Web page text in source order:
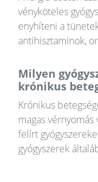
vényköteles
enyhíteni a
antihisztaminok,
Milyen
krónikus
Krónikus
magas vérnyomás
felírt
gyógyszerek